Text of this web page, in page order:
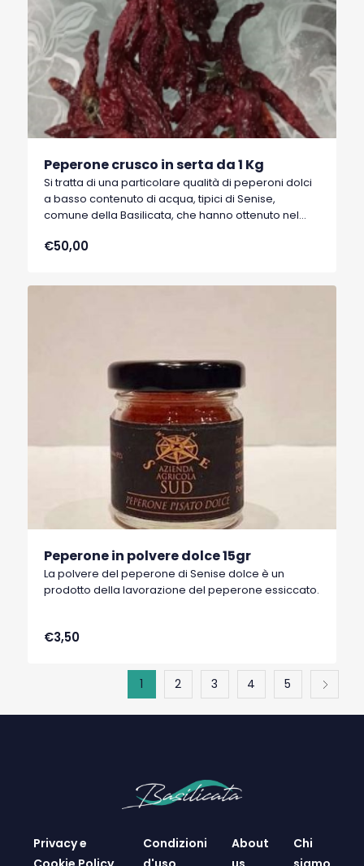
Peperone crusco in serta da 1 Kg
Si tratta di una particolare qualità di peperoni dolci
a basso contenuto di acqua, tipici di Senise,
comune della Basilicata, che hanno ottenuto nel
Protetta).
€50,00
Peperone in polvere dolce 15gr
La polvere del peperone di Senise dolce è un
prodotto della lavorazione del peperone essiccato.
€3,50
1 2 3 4 5
Privacy e
Condizioni
About
Chi